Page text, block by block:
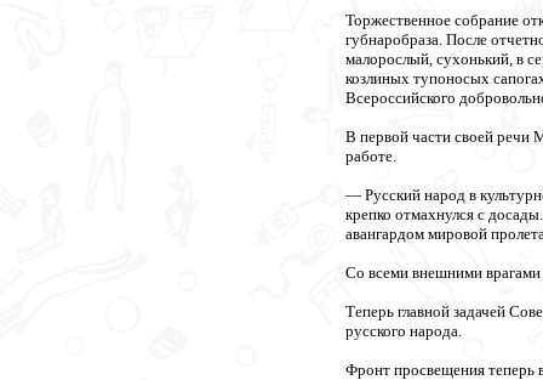
Торжественное собрание
губнаробраза. После
малорослый, сухонький, в
козлиных тупоносых
Всероссийского
В первой части своей речи
работе.
— Русский народ в
крепко отмахнулся с
авангардом мировой
Со всеми внешними врагами
Теперь главной задачей
русского народа.
Фронт просвещения теперь